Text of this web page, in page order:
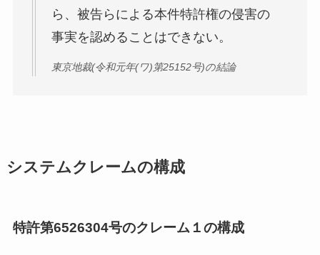
ら、被告らによる本件特許権の侵害の
事実を認めることはできない。
東京地裁(令和元年(ワ)第25152号)の結論
システムクレームの構成
特許第6526304号のクレーム１の構成